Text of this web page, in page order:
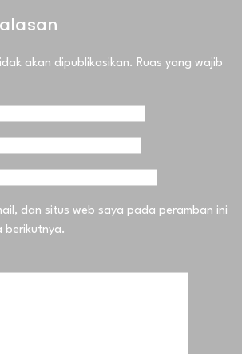
akan dipublikasikan. Ruas yang wajib
dan situs web saya pada peramban ini
berikutnya.